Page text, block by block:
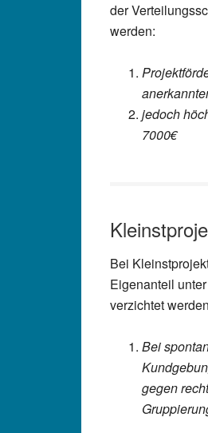
der
werden:
jedoch
7000€
Bei
Eigenanteil
verzichtet
Bei
gegen